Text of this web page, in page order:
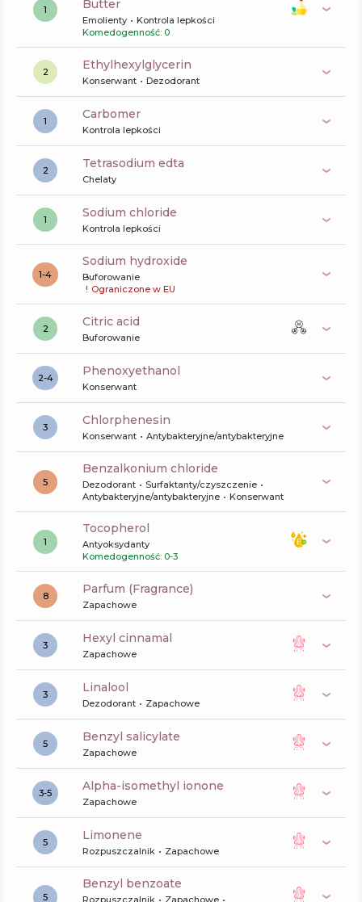
1
Butter
Emolienty
Kontrola lepkości
Komedogenność: 0
2 ethylhexylglycerin
Konserwant Dezodorant
1 carbomer
Kontrola lepkości
2 tetrasodium edta
Chelaty
1 sodium chloride
Kontrola lepkości
1-4
sodium hydroxide
Buforowanie
! Ograniczone w EU
2 citric acid
Buforowanie
2-4 phenoxyethanol
Konserwant
3 chlorphenesin
Konserwant Antybakteryjne/antybakteryjne
5
benzalkonium chloride
Dezodorant
Surfaktanty/czyszczenie
Antybakteryjne/antybakteryjne
Konserwant
1
tocopherol
Antyoksydanty
Komedogenność: 0-3
8 Parfum (Fragrance)
Zapachowe
3 hexyl cinnamal
Zapachowe
3 linalool
Dezodorant Zapachowe
5 benzyl salicylate
Zapachowe
3-5 alpha-isomethyl ionone
Zapachowe
5 limonene
Rozpuszczalnik Zapachowe
5
benzyl benzoate
Rozpuszczalnik
Zapachowe